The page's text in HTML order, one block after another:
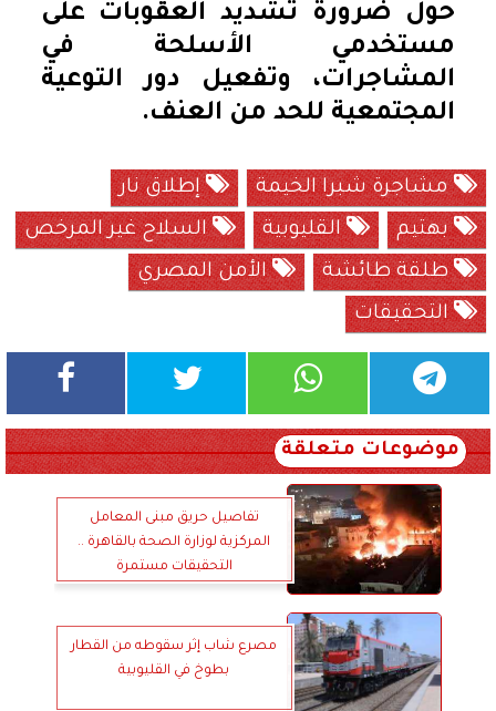
حول ضرورة تشديد العقوبات على
مستخدمي الأسلحة في
المشاجرات، وتفعيل دور التوعية
المجتمعية للحد من العنف.
مشاجرة شبرا الخيمة
إطلاق نار
بهتيم
القليوبية
السلاح غير المرخص
طلقة طائشة
الأمن المصري
التحقيقات
موضوعات متعلقة
تفاصيل حريق مبنى المعامل
المركزية لوزارة الصحة بالقاهرة ..
التحقيقات مستمرة
مصرع شاب إثر سقوطه من القطار
بطوخ في القليوبية